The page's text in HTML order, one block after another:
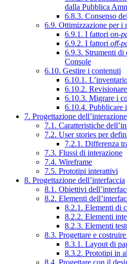
dalla Pubblica
6.8.3. Consenso
6.9. Ottimizzazione per i
6.9.1. I fattori on-
6.9.2. I fattori off-
6.9.3. Strumenti di
Console
6.10. Gestire i contenuti
6.10.1.
6.10.2.
6.10.3. Migrare i
6.10.4. Pubblicare
7. Progettazione dell’interazione
7.1. Caratteristiche
7.2. User stories per
7.2.1. Differenza
7.3. Flussi di interazione
7.4. Wireframe
7.5. Prototipi interattivi
8. Progettazione dell’interfaccia
8.1. Obiettivi
8.2. Elementi
8.2.1. Elementi di
8.2.2. Elementi
8.2.3. Elementi
8.3. Progettare e
8.3.1. Layout di
8.3.2. Prototipi in
8.4. Progettare con il